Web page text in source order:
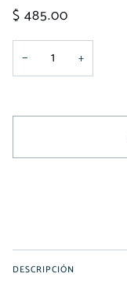
$ 485.00
− +
DESCRIPCIÓN